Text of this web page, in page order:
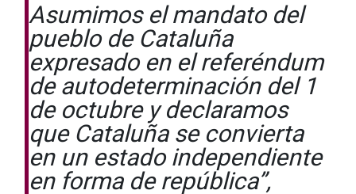
Asumimos el mandato del
pueblo de Cataluña
expresado en el referéndum
de autodeterminación del 1
de octubre y declaramos
que Cataluña se convierta
en un estado independiente
en forma de república”,